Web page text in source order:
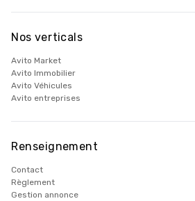
Nos verticals
Avito Market
Avito Immobilier
Avito Véhicules
Avito entreprises
Renseignement
Contact
Règlement
Gestion annonce